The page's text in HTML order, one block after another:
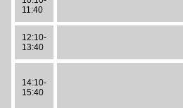
11:40
12:10-
13:40
14:10-
15:40